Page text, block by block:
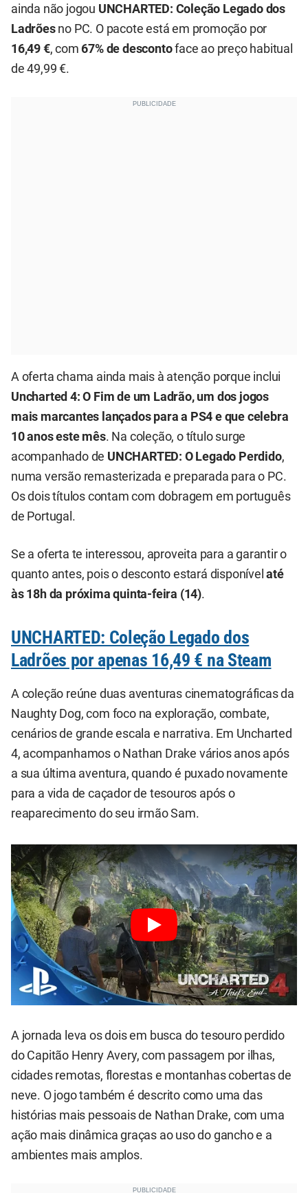
ainda não jogou UNCHARTED: Coleção Legado dos
Ladrões no PC. O pacote está em promoção por
16,49 €, com67% de descontoface ao preço habitual
de 49,99 €.
A oferta chama ainda mais à atenção porque inclui
Uncharted 4: O Fim de um Ladrão, um dos jogos
mais marcantes lançados para a PS4 e que celebra
10 anoseste mês. Na coleção, o título surge
acompanhado de UNCHARTED: O Legado Perdido,
numa versão remasterizada e preparada para o PC.
Os dois títulos contam com dobragem em português
de Portugal.
Se a oferta te interessou, aproveita para a garantir o
quanto antes, pois o desconto estará disponívelaté
às 18h da próxima quinta-feira (14).
UNCHARTED: Coleção Legado dos
Ladrões por apenas 16,49 € na Steam
A coleção reúne duas aventuras cinematográficas da
Naughty Dog, com foco na exploração, combate,
cenários de grande escala e narrativa. Em Uncharted
4, acompanhamos o Nathan Drake vários anos após
a sua última aventura, quando é puxado novamente
para a vida de caçador de tesouros após o
reaparecimento do seu irmão Sam.
A jornada leva os dois em busca do tesouro perdido
do Capitão Henry Avery, com passagem por ilhas,
cidades remotas, florestas e montanhas cobertas de
neve. O jogo também é descrito como uma das
histórias mais pessoais de Nathan Drake, com uma
ação mais dinâmica graças ao uso do gancho e a
ambientes mais amplos.